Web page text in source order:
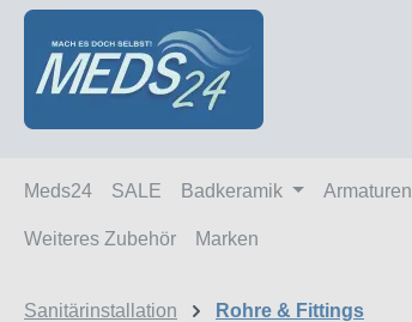
Hauptinhalt springen
Zur Suche springen
Zur Hauptnavigation springen
Meds24 SALE Badkeramik Armaturen
Weiteres Zubehör Marken
Sanitärinstallation Rohre & Fittings